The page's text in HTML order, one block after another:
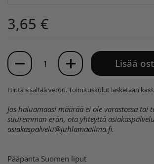
3,65 €
Määrä
Lisää
Hinta sisältää veron.Toimituskulut lasketaan
Jos haluamaasi määrää ei ole varastossa tai
suuremman erän, ota yhteyttä
asiakaspalvelu@juhlamaailma.fi.
Pääpanta Suomen liput